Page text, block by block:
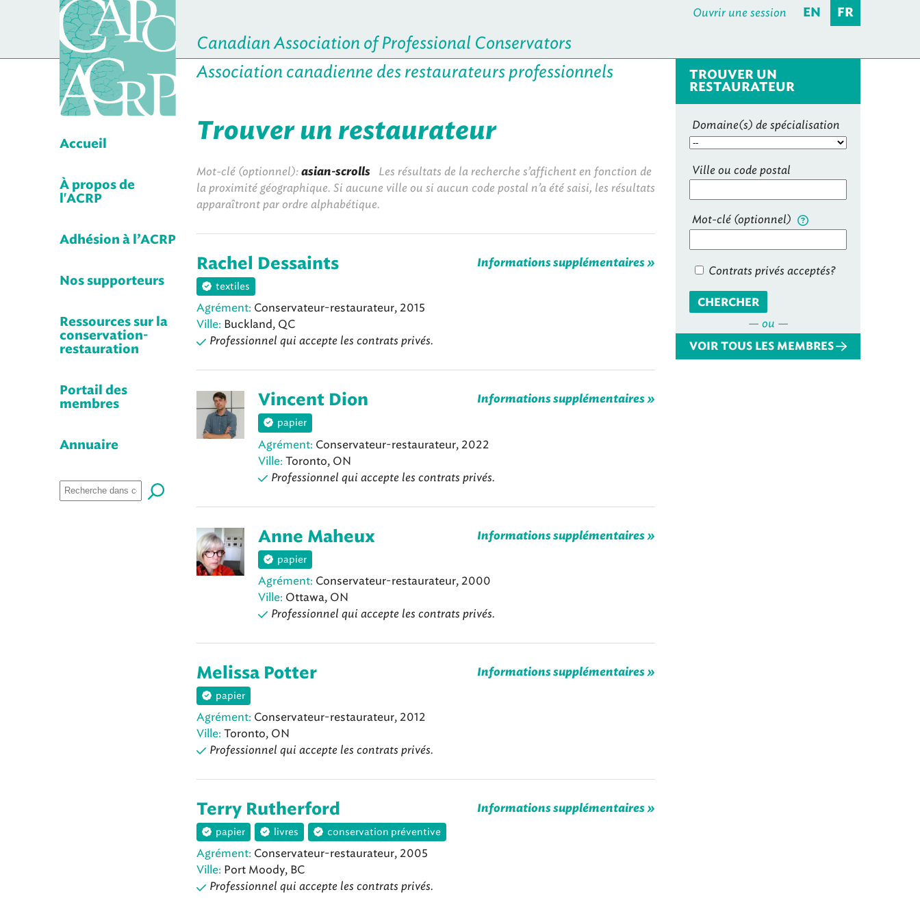
Canadian Association of Professional Conservators
Association canadienne des restaurateurs professionnels
Ouvrir une session EN FR
Accueil
À propos de
l'ACRP
Adhésion à l’ACRP
Nos supporteurs
Ressources sur la
conservation-
restauration
Portail des
membres
Annuaire
TROUVER UN
RESTAURATEUR
Domaine(s) de spécialisation
Ville ou code postal
Mot-clé (optionnel)
Contrats privés acceptés?
CHERCHER
— ou —
VOIR TOUS LES MEMBRES
Trouver un restaurateur
Mot-clé (optionnel): asian-scrolls Les résultats de la recherche s’affichent en fonction de
la proximité géographique. Si aucune ville ou si aucun code postal n’a été saisi, les résultats
apparaîtront par ordre alphabétique.
Rachel Dessaints
textiles
Agrément: Conservateur-restaurateur, 2015
Ville: Buckland, QC
Professionnel qui accepte les contrats privés.
Informations supplémentaires »
Vincent Dion
papier
Agrément: Conservateur-restaurateur, 2022
Ville: Toronto, ON
Professionnel qui accepte les contrats privés.
Informations supplémentaires »
Anne Maheux
papier
Agrément: Conservateur-restaurateur, 2000
Ville: Ottawa, ON
Professionnel qui accepte les contrats privés.
Informations supplémentaires »
Melissa Potter
papier
Agrément: Conservateur-restaurateur, 2012
Ville: Toronto, ON
Professionnel qui accepte les contrats privés.
Informations supplémentaires »
Terry Rutherford
papier livres conservation préventive
Agrément: Conservateur-restaurateur, 2005
Ville: Port Moody, BC
Professionnel qui accepte les contrats privés.
Informations supplémentaires »